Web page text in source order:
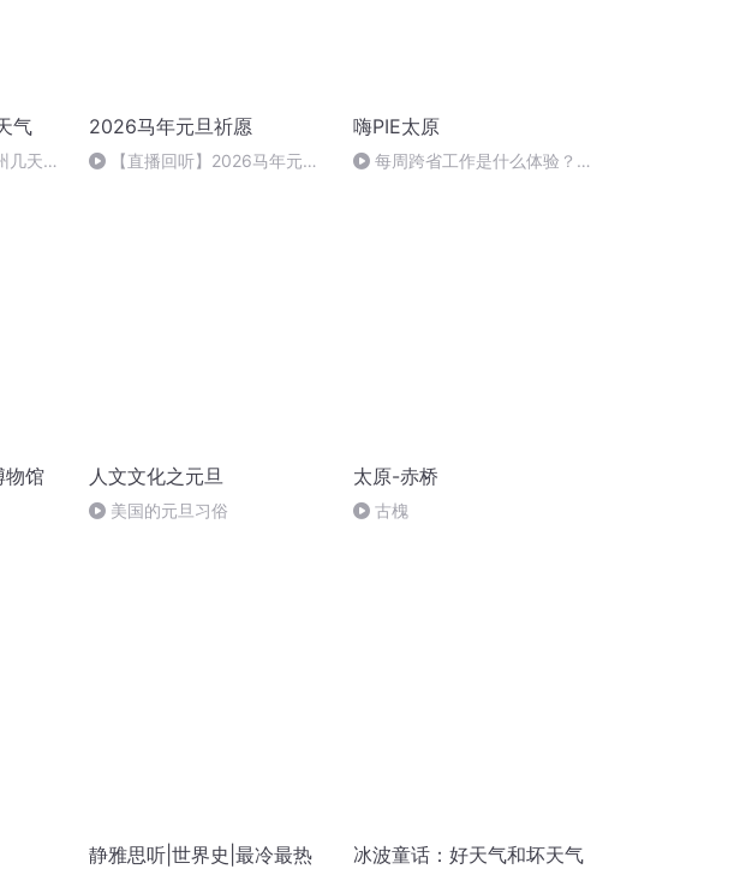
气
几天降
2026马年元旦祈愿
【直播回听】2026马年元旦
嗨PIE太原
每周跨省工作是什么体验？太
物馆 人文文化之元旦
美国的元旦习俗
太原-赤桥
古槐
静雅思听|世界史|最冷最热
冰波童话：好天气和坏天气